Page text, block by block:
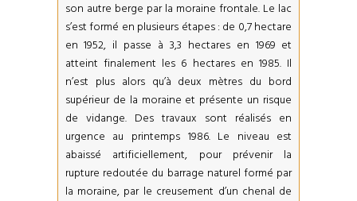
son autre berge par la moraine frontale. Le lac
s’est formé en plusieurs étapes : de 0,7 hectare
en 1952, il passe à 3,3 hectares en 1969 et
atteint finalement les 6 hectares en 1985. Il
n’est plus alors qu’à deux mètres du bord
supérieur de la moraine et présente un risque
de vidange. Des travaux sont réalisés en
urgence au printemps 1986. Le niveau est
abaissé artificiellement, pour prévenir la
rupture redoutée du barrage naturel formé par
la moraine, par le creusement d’un chenal de